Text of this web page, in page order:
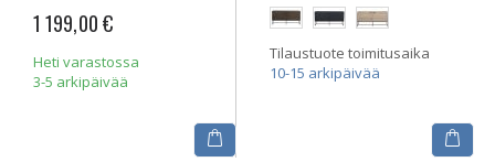
1 199,00 €
Heti varastossa
3-5 arkipäivää
Tilaustuote toimitusaika
10-15 arkipäivää